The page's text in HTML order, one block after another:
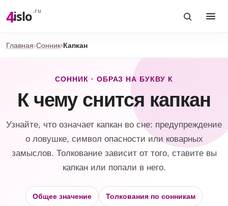
4islo .ru
Главная Сонник Капкан
СОННИК · ОБРАЗ НА БУКВУ К
К чему снится капкан
Узнайте, что означает капкан во сне: предупреждение
о ловушке, символ опасности или коварных
замыслов. Толкование зависит от того, ставите вы
капкан или попали в него.
Общее значение Толкования по сонникам